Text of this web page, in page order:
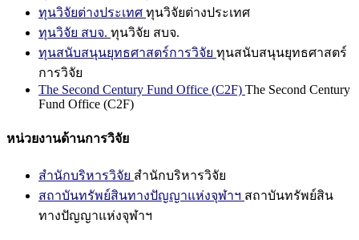
ทุนวิจัยต่างประเทศ ทุนวิจัยต่างประเทศ
ทุนวิจัย สบจ. ทุนวิจัย สบจ.
ทุนสนับสนุนยุทธศาสตร์การวิจัย ทุนสนับสนุนยุทธศาสตร์
การวิจัย
The Second Century Fund Office (C2F) The Second Century
Fund Office (C2F)
หน่วยงานด้านการวิจัย
สำนักบริหารวิจัย สำนักบริหารวิจัย
สถาบันทรัพย์สินทางปัญญาแห่งจุฬาฯ สถาบันทรัพย์สิน
ทางปัญญาแห่งจุฬาฯ